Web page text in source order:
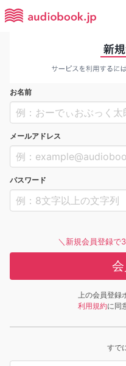
お名前
メールアドレス
パスワード
＼新規会員登録で
上の会員登録
利用規約に同
すで